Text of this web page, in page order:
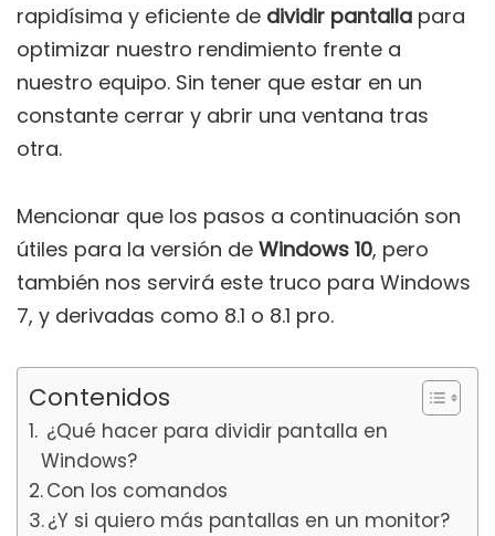
rapidísima y eficiente de dividir pantalla para
optimizar nuestro rendimiento frente a
nuestro equipo. Sin tener que estar en un
constante cerrar y abrir una ventana tras
otra.
Mencionar que los pasos a continuación son
útiles para la versión de Windows 10, pero
también nos servirá este truco para Windows
7, y derivadas como 8.1 o 8.1 pro.
Contenidos
¿Qué hacer para dividir pantalla en
Windows?
Con los comandos
¿Y si quiero más pantallas en un monitor?